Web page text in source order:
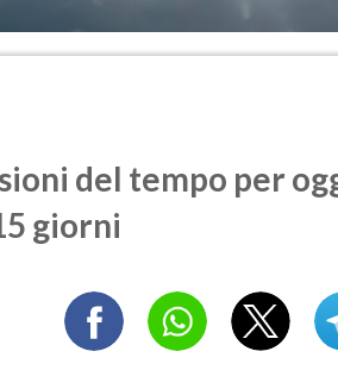
del tempo per
giorni